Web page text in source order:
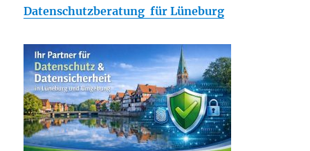
Datenschutzberatung für Lüneburg